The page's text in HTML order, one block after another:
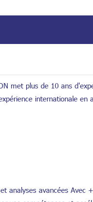
met plus de 10 ans
internationale en
analyses avancées Avec